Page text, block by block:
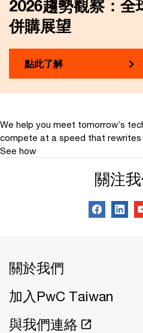
2026趨勢觀察：全
併購展望
點此了解
We help you meet tomorrow’s
compete at a speed that rewrites
See how
關注
關於我們
加入PwC Taiwan
與我們連絡